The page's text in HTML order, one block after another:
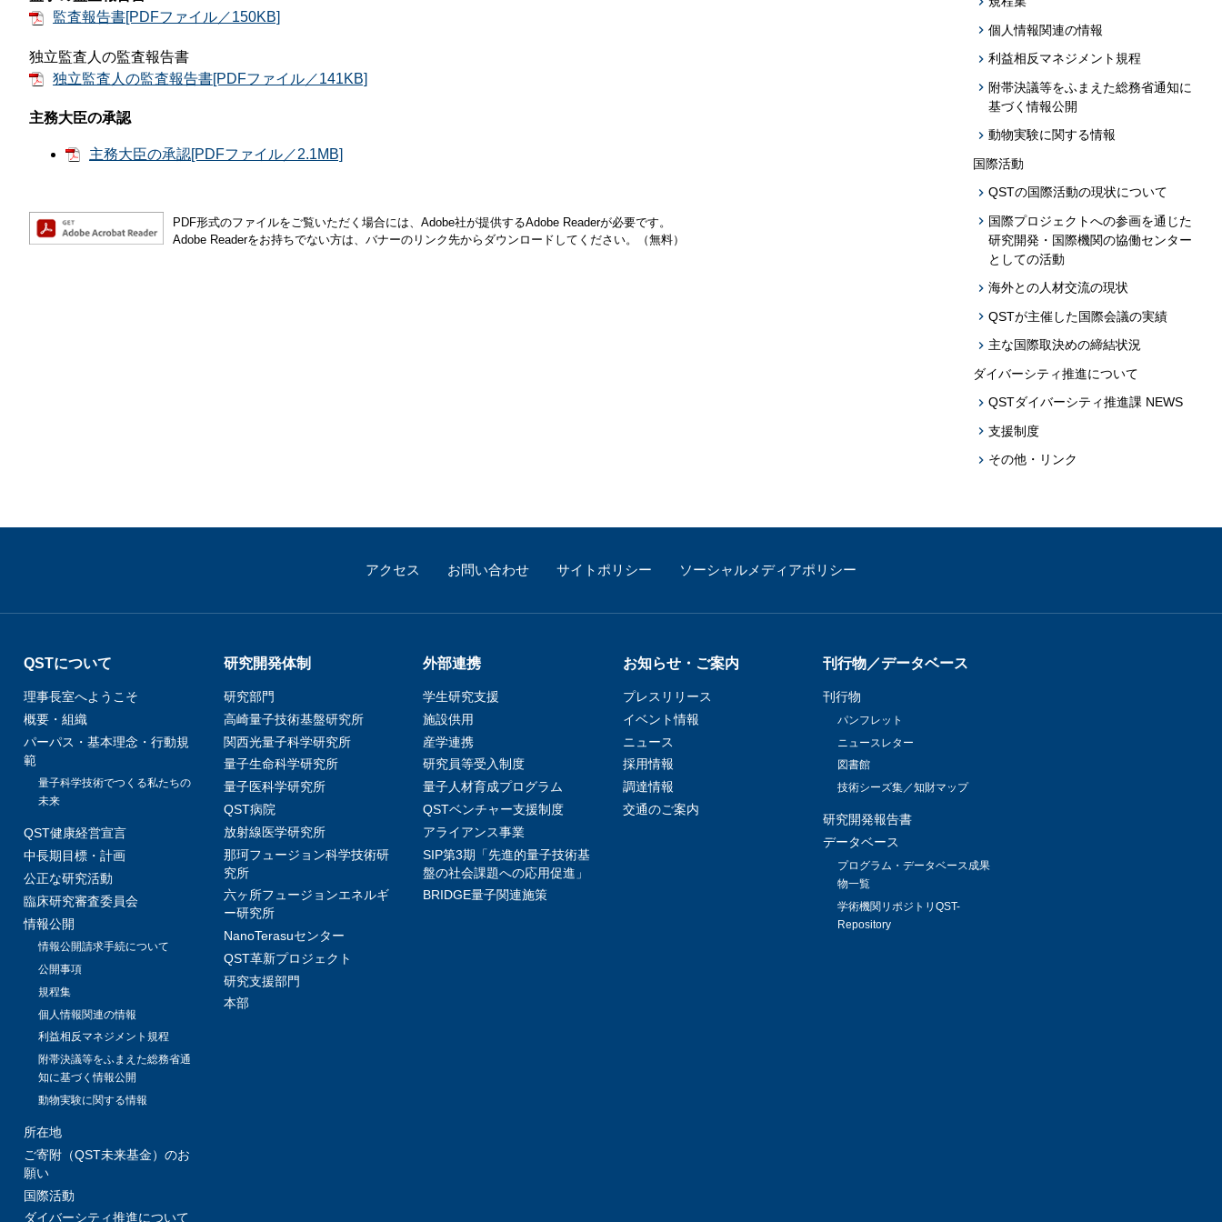
監査報告書[PDFファイル／150KB]
独立監査人の監査報告書
独立監査人の監査報告書[PDFファイル／141KB]
主務大臣の承認
主務大臣の承認[PDFファイル／2.1MB]
PDF形式のファイルをご覧いただく場合には、Adobe社が提供するAdobe Readerが必要です。
Adobe Readerをお持ちでない方は、バナーのリンク先からダウンロードしてください。（無料）
個人情報関連の情報
利益相反マネジメント規程
附帯決議等をふまえた総務省通知に
基づく情報公開
動物実験に関する情報
国際活動
QSTの国際活動の現状について
国際プロジェクトへの参画を通じた
研究開発・国際機関の協働センター
としての活動
海外との人材交流の現状
QSTが主催した国際会議の実績
主な国際取決めの締結状況
ダイバーシティ推進について
QSTダイバーシティ推進課 NEWS
支援制度
その他・リンク
アクセス お問い合わせ サイトポリシー ソーシャルメディアポリシー
QSTについて
理事長室へようこそ
概要・組織
パーパス・基本理念・行動規
範
量子科学技術でつくる私たちの
未来
QST健康経営宣言
中長期目標・計画
公正な研究活動
臨床研究審査委員会
情報公開
情報公開請求手続について
公開事項
規程集
個人情報関連の情報
利益相反マネジメント規程
附帯決議等をふまえた総務省通
知に基づく情報公開
動物実験に関する情報
所在地
ご寄附（QST未来基金）のお
願い
国際活動
ダイバーシティ推進について
研究開発体制
研究部門
高崎量子技術基盤研究所
関西光量子科学研究所
量子生命科学研究所
量子医科学研究所
QST病院
放射線医学研究所
那珂フュージョン科学技術研
究所
六ヶ所フュージョンエネルギ
ー研究所
NanoTerasuセンター
QST革新プロジェクト
研究支援部門
本部
外部連携
学生研究支援​
施設供用
産学連携
研究員等受入制度
量子人材育成プログラム
QSTベンチャー支援制度
アライアンス事業
SIP第3期「先進的量子技術基
盤の社会課題への応用促進」
BRIDGE量子関連施策
お知らせ・ご案内
プレスリリース
イベント情報
ニュース
採用情報
調達情報
交通のご案内
刊行物／データベース
刊行物
パンフレット
ニュースレター
図書館
技術シーズ集／知財マップ
研究開発報告書
データベース
プログラム・データベース成果
物一覧
学術機関リポジトリQST-
Repository